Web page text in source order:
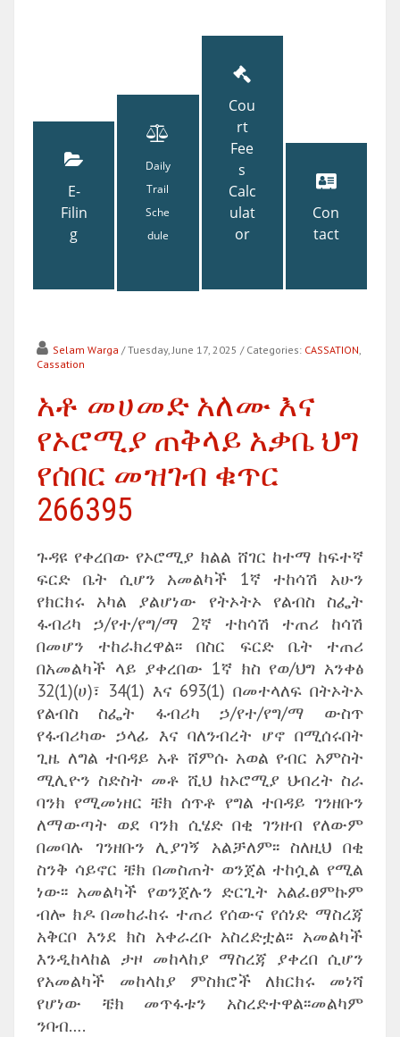
E-
Filin
g
Daily
Trail
Sche
dule
Cou
rt
Fee
s
Calc
ulat
or
Con
tact
Selam Warga / Tuesday, June 17, 2025 / Categories: CASSATION,
Cassation
አቶ መሀመድ አለሙ እና
የኦሮሚያ ጠቅላይ አቃቤ ህግ
የሰበር መዝገብ ቁጥር
266395
ጉዳዩ የቀረበው የኦሮሚያ ክልል ሸገር ከተማ ከፍተኛ
ፍርድ ቤት ሲሆን አመልካች 1ኛ ተከሳሽ አሁን
የክርክሩ አካል ያልሆነው የትኦትኦ የልብስ ስፌት
ፋብሪካ ኃ/የተ/የግ/ማ 2ኛ ተከሳሽ ተጠሪ ከሳሽ
በመሆን ተከራክረዋል፡፡ በስር ፍርድ ቤት ተጠሪ
በአመልካች ላይ ያቀረበው 1ኛ ክስ የወ/ህግ አንቀፅ
32(1)(ሀ)፣ 34(1) እና 693(1) በመተላለፍ በትኦትኦ
የልብስ ስፌት ፋብሪካ ኃ/የተ/የግ/ማ ውስጥ
የፋብሪካው ኃላፊ እና ባለንብረት ሆኖ በሚሰሩበት
ጊዜ ለግል ተበዳይ አቶ ሸምሱ አወል የብር አምስት
ሚሊዮን ስድስት መቶ ሺህ ከኦሮሚያ ህብረት ስራ
ባንክ የሚመነዘር ቼክ ሰጥቶ የግል ተበዳይ ገንዘቡን
ለማውጣት ወደ ባንክ ሲሄድ በቂ ገንዘብ የለውም
በመባሉ ገንዘቡን ሊያገኝ አልቻለም፡፡ ስለዚህ በቂ
ስንቅ ሳይኖር ቼክ በመስጠት ወንጀል ተከሷል የሚል
ነው፡፡ አመልካች የወንጀሉን ድርጊት አልፈፀምኩም
ብሎ ክዶ በመከራከሩ ተጠሪ የሰውና የሰነድ ማስረጃ
አቅርቦ እንደ ክስ አቀራረቡ አስረድቷል፡፡ አመልካች
እንዲከላከል ታዞ መከላከያ ማስረጃ ያቀረበ ሲሆን
የአመልካች መከላከያ ምስክሮች ለክርክሩ መነሻ
የሆነው ቼክ መጥፋቱን አስረድተዋል፡፡መልካም
ንባብ….